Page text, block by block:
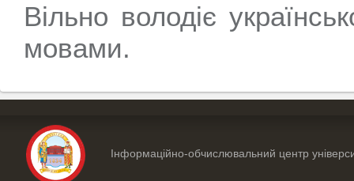
Вільно володіє
мовами.
Інформаційно-обчислювальний центр